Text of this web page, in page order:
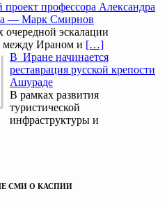
профессора Александра
— Марк Смирнов
очередной эскалации
между Ираном и […]
В Иране начинается
реставрация русской крепости
Ашураде
В рамках развития
туристической
инфраструктуры и
СМИ О КАСПИИ